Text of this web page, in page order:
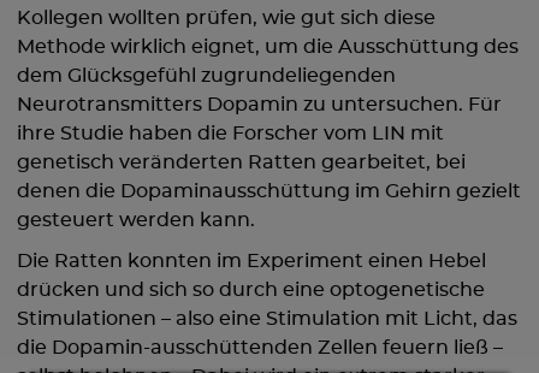
Kollegen wollten prüfen, wie gut sich diese
Methode wirklich eignet, um die Ausschüttung des
dem Glücksgefühl zugrundeliegenden
Neurotransmitters Dopamin zu untersuchen. Für
ihre Studie haben die Forscher vom LIN mit
genetisch veränderten Ratten gearbeitet, bei
denen die Dopaminausschüttung im Gehirn gezielt
gesteuert werden kann.
Die Ratten konnten im Experiment einen Hebel
drücken und sich so durch eine optogenetische
Stimulationen – also eine Stimulation mit Licht, das
die Dopamin-ausschüttenden Zellen feuern ließ –